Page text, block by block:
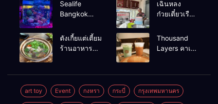
Sealife
Bangkok
แบงค์คอก
เฉินหลง
ก๋วยเตี๋ยวเรือ
อร่อยร้านดัง
หาดใหญ่
ตังเกี้ยแต่เตี้ยม
ร้านอาหาร
Thousand
Layers คาเฟ่
art toy Event กงหรา กระบี่ กรุงเทพมหานคร